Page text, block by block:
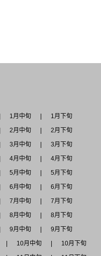
1月中旬
1月下旬
2月中旬
2月下旬
3月中旬
3月下旬
4月中旬
4月下旬
5月中旬
5月下旬
6月中旬
6月下旬
7月中旬
7月下旬
8月中旬
8月下旬
9月中旬
9月下旬
10月中旬
10月下旬